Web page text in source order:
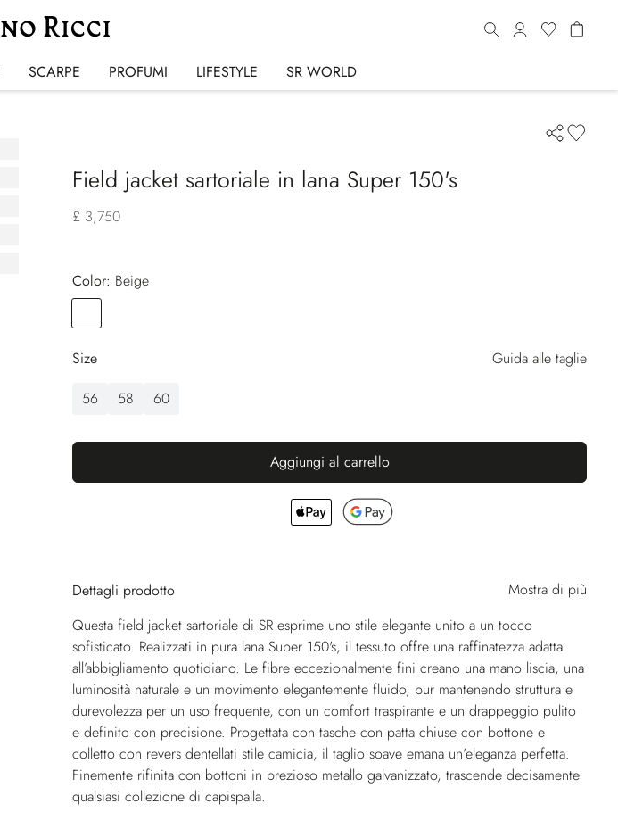
SCARPE PROFUMI LIFESTYLE SR WORLD
Field jacket sartoriale in lana Super 150's
£ 3,750
Color:
beige
Size
Guida alle taglie
56
58 60
Aggiungi al carrello
Dettagli prodotto
Mostra di più
Questa field jacket sartoriale di SR esprime uno stile elegante unito a un tocco
sofisticato. Realizzati in pura lana Super 150's, il tessuto offre una raffinatezza adatta
all’abbigliamento quotidiano. Le fibre eccezionalmente fini creano una mano liscia, una
luminosità naturale e un movimento elegantemente fluido, pur mantenendo struttura e
durevolezza per un uso frequente, con un comfort traspirante e un drappeggio pulito
e definito con precisione. Progettata con tasche con patta chiuse con bottone e
colletto con revers dentellati stile camicia, il taglio soave emana un’eleganza perfetta.
Finemente rifinita con bottoni in prezioso metallo galvanizzato, trascende decisamente
qualsiasi collezione di capispalla.